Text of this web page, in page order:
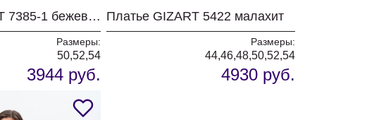
Платье GIZART 7385-1 бежево-черный тигр
Размеры:
50,52,54
3944 руб.
Платье GIZART 5422 малахит
Размеры:
44,46,48,50,52,54
4930 руб.